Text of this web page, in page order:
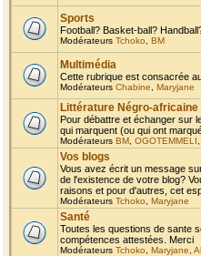
Sports
Football? Basket-ball?
Modérateurs Tchoko BM
Multimédia
Cette rubrique est consacrée
Modérateurs Chabine Maryjane
Littérature Négro-africaine
Pour débattre et échanger sur
qui marquent (ou qui ont
Modérateurs BM OGOTEMMELI
Vos blogs
Vous avez écrit un message
de l'existence de votre blog?
raisons et pour d'autres, cet
Modérateurs Tchoko Maryjane
Santé
Toutes les questions de sante
compétences attestées. Merci
Modérateurs Tchoko Maryjane